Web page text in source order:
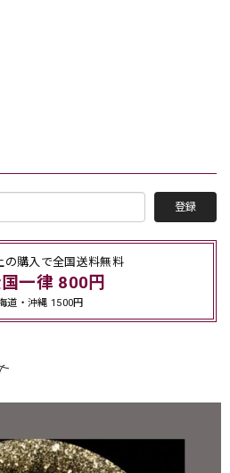
登録
の購入で全国送料無料
一律 800円
道・沖縄 1500円